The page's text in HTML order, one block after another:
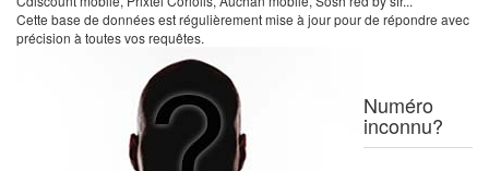
Cette base de données est régulièrement mise à jour pour de répondre avec
précision à toutes vos requêtes.
Numéro
inconnu?